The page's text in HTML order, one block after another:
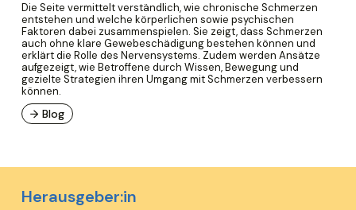
Die Seite vermittelt verständlich, wie chronische Schmerzen
entstehen und welche körperlichen sowie psychischen
Faktoren dabei zusammenspielen. Sie zeigt, dass Schmerzen
auch ohne klare Gewebeschädigung bestehen können und
erklärt die Rolle des Nervensystems. Zudem werden Ansätze
aufgezeigt, wie Betroffene durch Wissen, Bewegung und
gezielte Strategien ihren Umgang mit Schmerzen verbessern
können.
→ Blog
Herausgeber:in